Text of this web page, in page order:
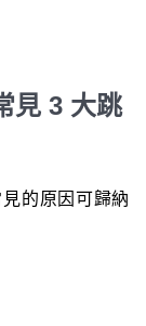
見 3 大跳
的原因可歸納